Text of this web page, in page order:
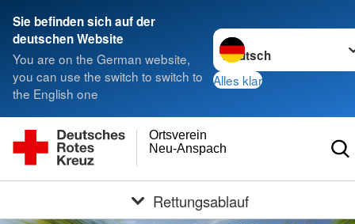
Sie befinden sich auf der
deutschen Website
You are on the German website,
you can use the switch to switch to
the English one
Sprache wechseln zu
Alles klar
Neu-Anspach
Ortsverein
Rettungsablauf